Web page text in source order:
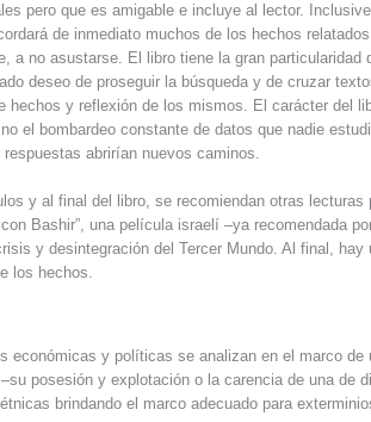
pero que es amigable e incluye al lector.
de inmediato muchos de los hechos
a no asustarse. El libro tiene la gran
deseo de proseguir la búsqueda y de cruzar
hechos y reflexión de los mismos. El carácter del
el bombardeo constante de datos que nadie
abrirían nuevos caminos.
y al final del libro, se recomiendan otras lecturas
Bashir”, una película israelí –ya recomendada
y desintegración del Tercer Mundo. Al final,
los hechos.
económicas y políticas se analizan en el marco
posesión y explotación o la carencia de una de
brindando el marco adecuado para